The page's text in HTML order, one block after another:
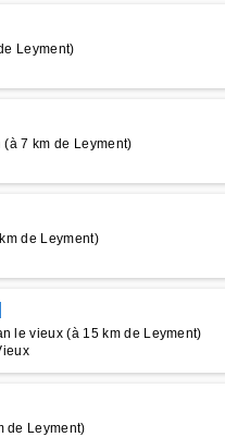
Leyment)
7 km de Leyment)
de Leyment)
le vieux (à 15 km de Leyment)
de Leyment)